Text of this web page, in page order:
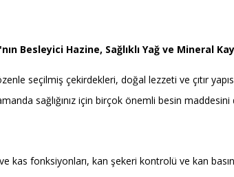
Besleyici Hazine, Sağlıklı Yağ ve Mineral
seçilmiş çekirdekleri, doğal lezzeti ve çıtır
sağlığınız için birçok önemli besin maddesini
kas fonksiyonları, kan şekeri kontrolü ve kan